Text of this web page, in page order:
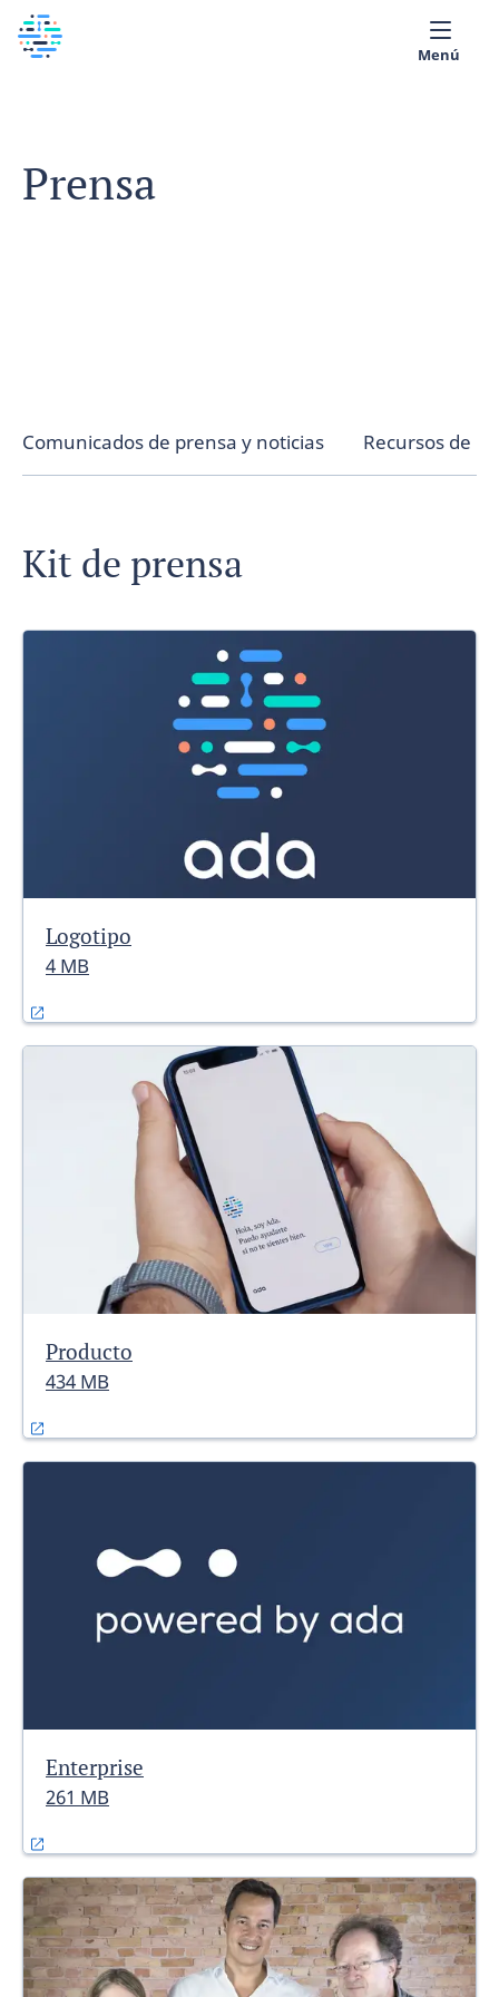
Biblioteca Médica
Menú
Prensa
Comunicados de prensa y noticias Recursos de
Kit de prensa
Logotipo
4 MB
Producto
434 MB
Enterprise
261 MB